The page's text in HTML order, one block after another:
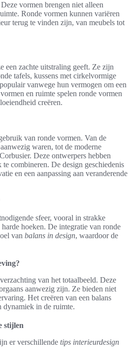
vormen brengen niet alleen
Ronde vormen kunnen variëren
terug te vinden zijn, van meubels tot
een zachte uitstraling geeft. Ze zijn
tafels, kussens met cirkelvormige
vanwege hun vermogen om een
en ruimte spelen ronde vormen
creëren.
van ronde vormen. Van de
waren, tot de moderne
Deze ontwerpers hebben
combineren. De design geschiedenis
en een aanpassing aan veranderende
sfeer, vooral in strakke
hoeken. De integratie van ronde
van balans in design, waardoor de
van het totaalbeeld. Deze
aanwezig zijn. Ze bieden niet
Het creëren van een balans
dynamiek in de ruimte.
stijlen
er verschillende tips interieurdesign